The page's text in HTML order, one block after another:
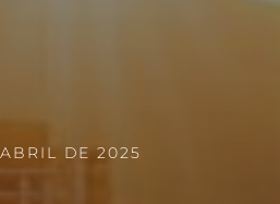
ABRIL DE 2025